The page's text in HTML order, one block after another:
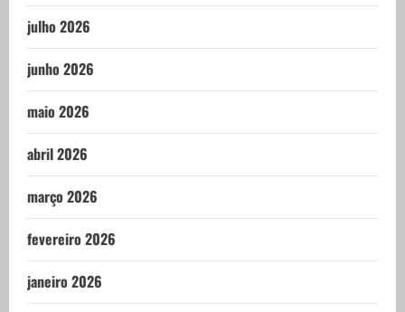
julho 2026
junho 2026
maio 2026
abril 2026
março 2026
fevereiro 2026
janeiro 2026